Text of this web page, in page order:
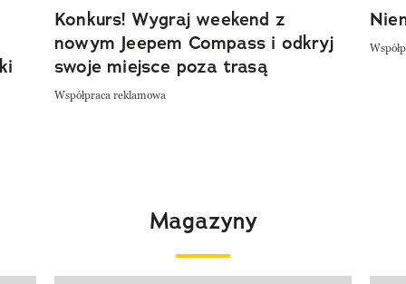
Konkurs! Wygraj weekend z
nowym Jeepem Compass i odkryj
swoje miejsce poza trasą
Współpraca reklamowa
Magazyny